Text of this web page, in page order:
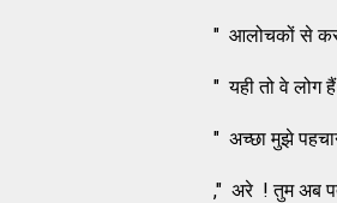
" आलोचकों से करो ,
" यही तो वे लोग हैं
" अच्छा मुझे
," अरे ! तुम अब